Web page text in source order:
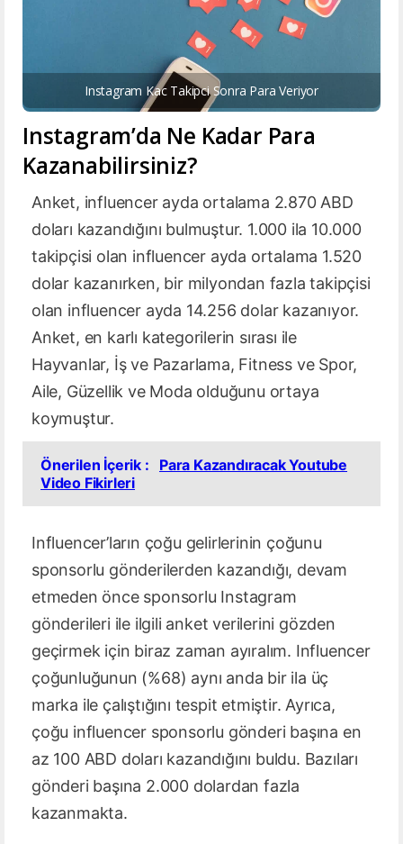
Instagram Kac Takipci Sonra Para Veriyor
Instagram’da Ne Kadar Para
Kazanabilirsiniz?
Anket, influencer ayda ortalama 2.870 ABD
doları kazandığını bulmuştur. 1.000 ila 10.000
takipçisi olan influencer ayda ortalama 1.520
dolar kazanırken, bir milyondan fazla takipçisi
olan influencer ayda 14.256 dolar kazanıyor.
Anket, en karlı kategorilerin sırası ile
Hayvanlar, İş ve Pazarlama, Fitness ve Spor,
Aile, Güzellik ve Moda olduğunu ortaya
koymuştur.
Önerilen İçerik :
Para Kazandıracak Youtube
Video Fikirleri
Influencer’ların çoğu gelirlerinin çoğunu
sponsorlu gönderilerden kazandığı, devam
etmeden önce sponsorlu Instagram
gönderileri ile ilgili anket verilerini gözden
geçirmek için biraz zaman ayıralım. Influencer
çoğunluğunun (%68) aynı anda bir ila üç
marka ile çalıştığını tespit etmiştir. Ayrıca,
çoğu influencer sponsorlu gönderi başına en
az 100 ABD doları kazandığını buldu. Bazıları
gönderi başına 2.000 dolardan fazla
kazanmakta.